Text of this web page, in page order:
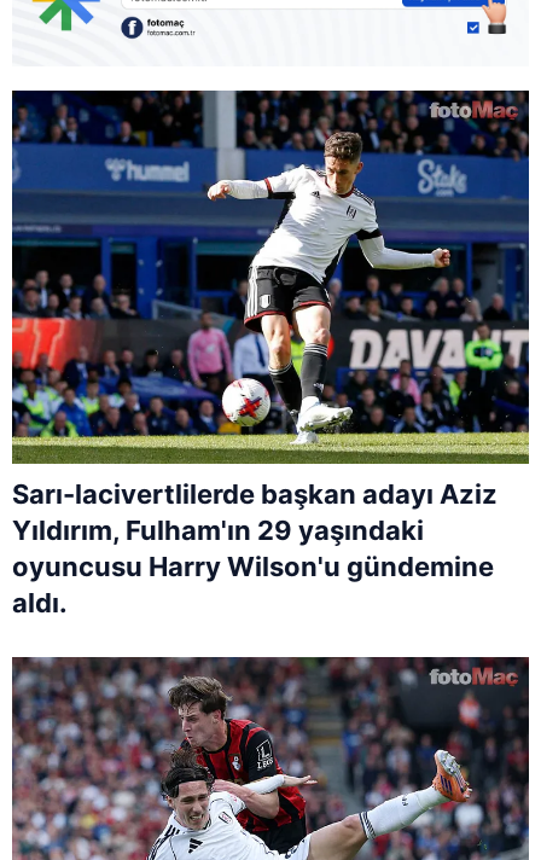
Sarı-lacivertlilerde başkan adayı Aziz
Yıldırım, Fulham'ın 29 yaşındaki
oyuncusu Harry Wilson'u gündemine
aldı.